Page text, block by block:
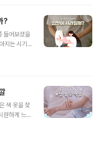
햇빛에는
않는 자외선
따라 UVA,
는 건 UVA
?
들어보셨을
지는 시기
껴져 식욕
체온 조절
은 체온을
환경에 노
위해 에너
색 옷을 찾
원하게 느껴
서는 어두